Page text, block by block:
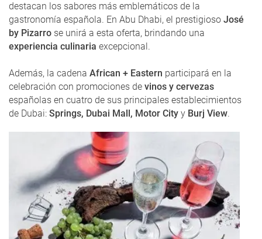
destacan los sabores más emblemáticos de la
gastronomía española. En Abu Dhabi, el prestigioso José
by Pizarro se unirá a esta oferta, brindando una
experiencia culinaria excepcional.
Además, la cadena African + Eastern participará en la
celebración con promociones de vinos y cervezas
españolas en cuatro de sus principales establecimientos
de Dubai: Springs, Dubai Mall, Motor City y Burj View.